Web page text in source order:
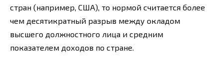
стран (например, США), то нормой считается более
чем десятикратный разрыв между окладом
высшего должностного лица и средним
показателем доходов по стране.